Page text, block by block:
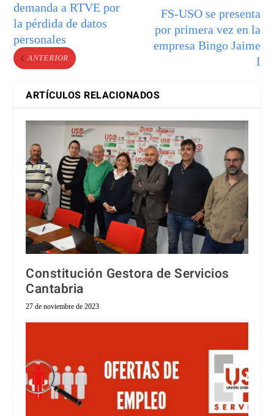
demanda a RTVE por
la pérdida de datos
personales
ANTERIOR
FS-USO se presenta
por primera vez en la
empresa Bingo Jaime
I
ARTÍCULOS RELACIONADOS
Constitución Gestora de Servicios
Cantabria
27 de noviembre de 2023